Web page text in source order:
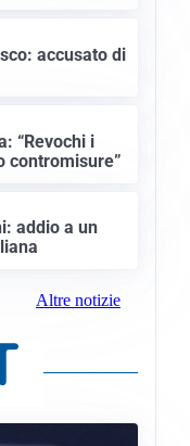
accusato di
“Revochi i
contromisure”
addio a un
Altre notizie